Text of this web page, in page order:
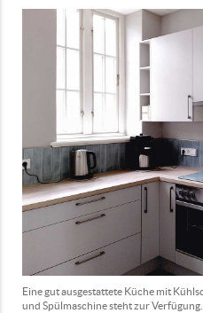
Eine gut ausgestattete Küche mit
und Spülmaschine steht zur Verfügung.